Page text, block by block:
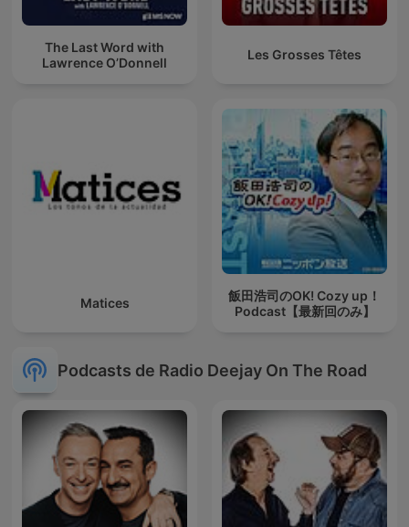
The Last Word with
Lawrence O’Donnell
Les Grosses Têtes
Matices
飯田浩司のOK! Cozy up！
Podcast【最新回のみ】
Podcasts de Radio Deejay On The Road